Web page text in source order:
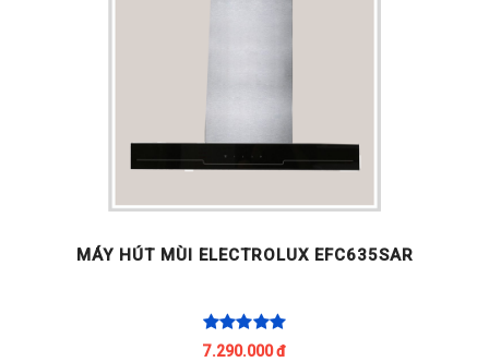
MÁY HÚT MÙI ELECTROLUX EFC635SAR
7.290.000 đ